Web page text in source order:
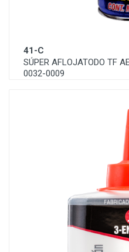
41-C
SÚPER AFLOJATODO TF
0032-0009